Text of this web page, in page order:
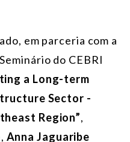
em parceria com a
do CEBRI
a Long-term
Sector -
Region”,
Anna Jaguaribe